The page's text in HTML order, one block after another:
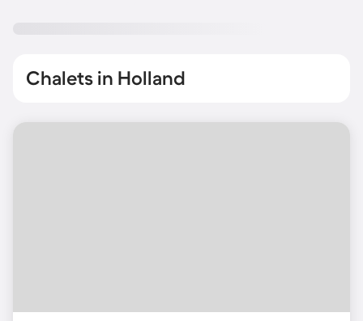
Chalets in Holland